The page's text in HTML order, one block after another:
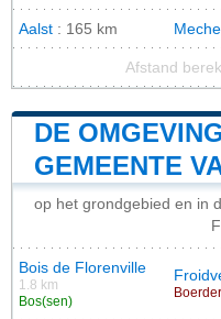
Aalst : 165 km
Afstand
DE
GEMEENTE
op het grondgebied en in
Bois de Florenville
1.8 km
Bos(sen)